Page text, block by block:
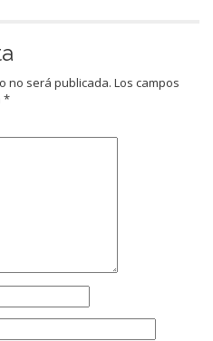
no será publicada. Los campos
*